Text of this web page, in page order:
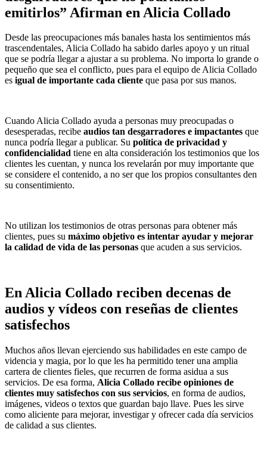
emitirlos” Afirman en Alicia Collado
Desde las preocupaciones más banales hasta los sentimientos más
trascendentales, Alicia Collado ha sabido darles apoyo y un ritual
que se podría llegar a ajustar a su problema. No importa lo grande o
pequeño que sea el conflicto, pues para el equipo de Alicia Collado
es igual de importante cada cliente que pasa por sus manos.
Cuando Alicia Collado ayuda a personas muy preocupadas o
desesperadas, recibe audios tan desgarradores e impactantes que
nunca podría llegar a publicar. Su política de privacidad y
confidencialidad tiene en alta consideración los testimonios que los
clientes les cuentan, y nunca los revelarán por muy importante que
se considere el contenido, a no ser que los propios consultantes den
su consentimiento.
No utilizan los testimonios de otras personas para obtener más
clientes, pues su máximo objetivo es intentar ayudar y mejorar
la calidad de vida de las personas que acuden a sus servicios.
En Alicia Collado reciben decenas de
audios y vídeos con reseñas de clientes
satisfechos
Muchos años llevan ejerciendo sus habilidades en este campo de
videncia y magia, por lo que les ha permitido tener una amplia
cartera de clientes fieles, que recurren de forma asidua a sus
servicios. De esa forma, Alicia Collado recibe opiniones de
clientes muy satisfechos con sus servicios, en forma de audios,
imágenes, videos o textos que guardan bajo llave. Pues les sirve
como aliciente para mejorar, investigar y ofrecer cada día servicios
de calidad a sus clientes.